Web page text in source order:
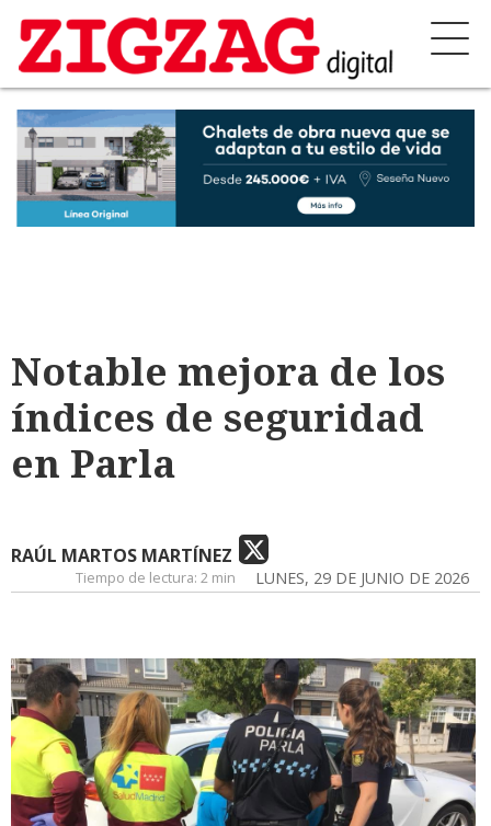
Notable mejora de los
índices de seguridad
en Parla
RAÚL MARTOS MARTÍNEZ
LUNES, 29 DE JUNIO DE 2026
Tiempo de lectura: 2 min